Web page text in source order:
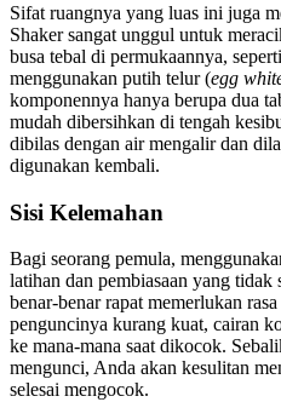
Sifat ruangnya yang luas ini juga
Shaker sangat unggul untuk
busa tebal di permukaannya,
menggunakan putih telur (egg
komponennya hanya berupa dua
mudah dibersihkan di tengah
dibilas dengan air mengalir dan
digunakan kembali.
Sisi Kelemahan
Bagi seorang pemula,
latihan dan pembiasaan yang
benar-benar rapat memerlukan
penguncinya kurang kuat, cairan
ke mana-mana saat dikocok.
mengunci, Anda akan kesulitan
selesai mengocok.